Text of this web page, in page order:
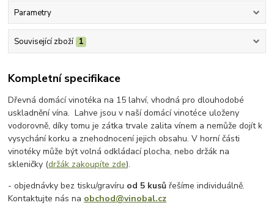
Parametry
Související zboží 1
Kompletní specifikace
Dřevná domácí vinotéka na 15 lahví, vhodná pro dlouhodobé
uskladnění vína. Lahve jsou v naší domácí vinotéce uloženy
vodorovně, díky tomu je zátka trvale zalita vínem a nemůže dojít k
vysychání korku a znehodnocení jejich obsahu. V horní části
vinotéky může být volná odkládací plocha, nebo držák na
skleničky (držák zakoupíte zde).
- objednávky bez tisku/gravíru od 5 kusů řešíme individuálně.
Kontaktujte nás na obchod@vinobal.cz